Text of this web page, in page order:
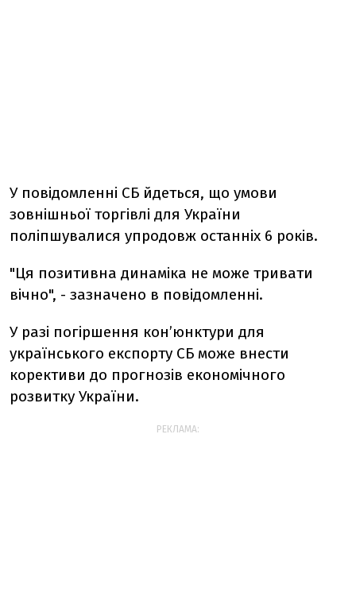
У повідомленні СБ йдеться, що умови
зовнішньої торгівлі для України
поліпшувалися упродовж останніх 6 років.
"Ця позитивна динаміка не може тривати
вічно", - зазначено в повідомленні.
У разі погіршення кон’юнктури для
українського експорту СБ може внести
корективи до прогнозів економічного
розвитку України.
РЕКЛАМА: